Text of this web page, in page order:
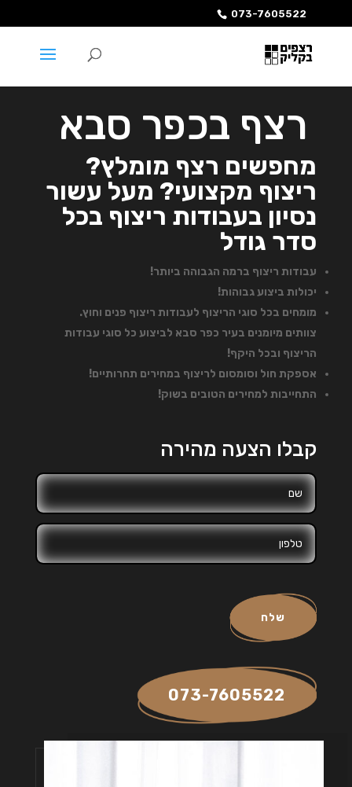
073-7605522
רצף בכפר סבא
מחפשים רצף מומלץ?
ריצוף מקצועי? מעל עשור
נסיון בעבודות ריצוף בכל
סדר גודל
עבודות ריצוף ברמה הגבוהה ביותר!
יכולות ביצוע גבוהות!
מומחים בכל סוגי הריצוף לעבודות ריצוף פנים וחוץ.
צוותים מיומנים בעיר כפר סבא לביצוע כל סוגי עבודות
הריצוף ובכל היקף!
אספקת חול וסומסום לריצוף במחירים תחרותיים!
התחייבות למחירים הטובים בשוק!
קבלו הצעה מהירה
שלח
073-7605522